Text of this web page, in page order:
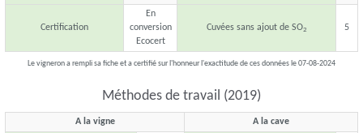
Certification
En
conversion
Ecocert
Cuvées sans ajout de SO2 5
Le vigneron a rempli sa fiche et a certifié sur l'honneur l'exactitude de ces données le 07-08-2024
Méthodes de travail (2019)
A la vigne A la cave